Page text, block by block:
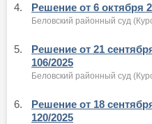
4. Решение от 6 октября
Беловский районный суд
5.
Решение от 21
106/2025
Беловский районный суд
6.
Решение от 18
120/2025